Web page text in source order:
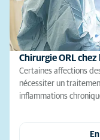
Chirurgie ORL chez
Certaines affections
nécessiter un
inflammations